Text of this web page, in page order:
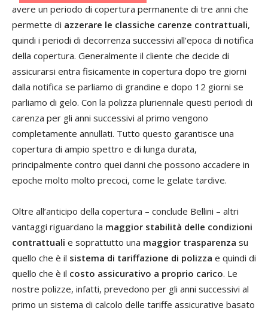
avere un periodo di copertura permanente di tre anni che
permette di azzerare le classiche carenze contrattuali,
quindi i periodi di decorrenza successivi all'epoca di notifica
della copertura. Generalmente il cliente che decide di
assicurarsi entra fisicamente in copertura dopo tre giorni
dalla notifica se parliamo di grandine e dopo 12 giorni se
parliamo di gelo. Con la polizza pluriennale questi periodi di
carenza per gli anni successivi al primo vengono
completamente annullati. Tutto questo garantisce una
copertura di ampio spettro e di lunga durata,
principalmente contro quei danni che possono accadere in
epoche molto molto precoci, come le gelate tardive.
Oltre all’anticipo della copertura – conclude Bellini – altri
vantaggi riguardano la maggior stabilità delle condizioni
contrattuali e soprattutto una maggior trasparenza su
quello che è il sistema di tariffazione di polizza e quindi di
quello che è il costo assicurativo a proprio carico. Le
nostre polizze, infatti, prevedono per gli anni successivi al
primo un sistema di calcolo delle tariffe assicurative basato